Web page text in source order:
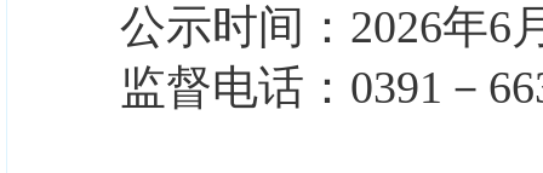
公示时间： 2026年6
监督电话： 0391－